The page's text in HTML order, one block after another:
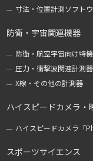
寸法・位置計測ソフトウ
防衛・宇宙関連機器
防衛・航空宇宙向け特
圧力・衝撃波関連計測器
X線・その他の計測器
ハイスピードカメラ・
ハイスピードカメラ「
スポーツサイエンス